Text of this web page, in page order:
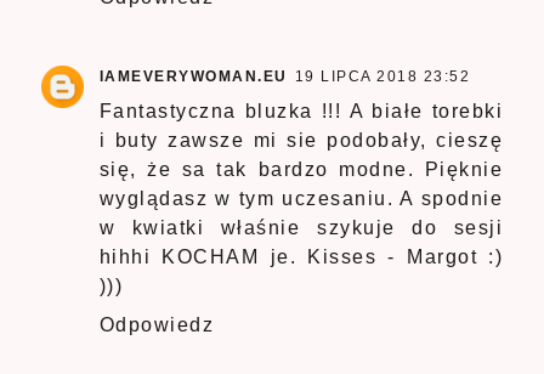
IAMEVERYWOMAN.EU 19 LIPCA 2018 23:52
Fantastyczna bluzka !!! A białe torebki
i buty zawsze mi sie podobały, cieszę
się, że sa tak bardzo modne. Pięknie
wyglądasz w tym uczesaniu. A spodnie
w kwiatki właśnie szykuje do sesji
hihhi KOCHAM je. Kisses - Margot :)
)))
Odpowiedz